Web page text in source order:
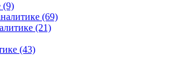
(9)
(69)
(21)
(43)